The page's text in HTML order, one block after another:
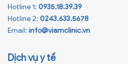
Hotline 1: 0935.18.39.39
Hotline 2: 0243.633.5678
Email: info@viamclinic.vn
Dịch vụ y tế